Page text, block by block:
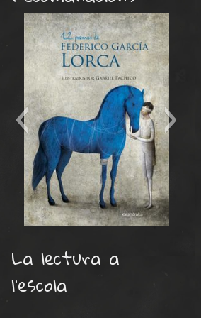
La lectura a
l’escola